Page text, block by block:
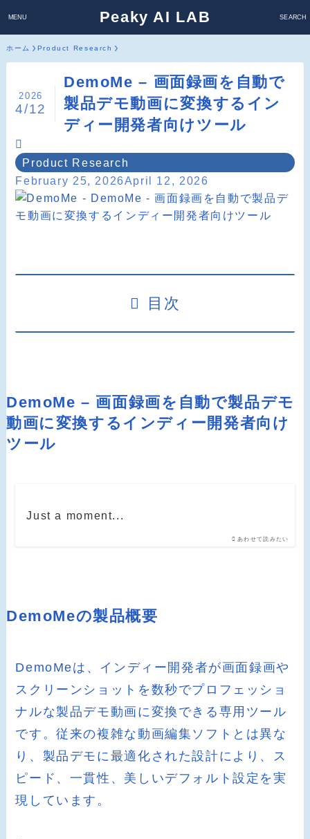
Peaky AI LAB SEARCH
MENU
ホーム Product Research
DemoMe – 画面録画を自動で
製品デモ動画に変換するイン
ディー開発者向けツール
2026
4/12
Product Research
February 25, 2026April 12, 2026
目次
DemoMe – 画面録画を自動で製品デモ
動画に変換するインディー開発者向け
ツール
あわせて読みたい
Just a moment...
DemoMeの製品概要
DemoMeは、インディー開発者が画面録画や
スクリーンショットを数秒でプロフェッショ
ナルな製品デモ動画に変換できる専用ツール
です。従来の複雑な動画編集ソフトとは異な
り、製品デモに最適化された設計により、ス
ピード、一貫性、美しいデフォルト設定を実
現しています。